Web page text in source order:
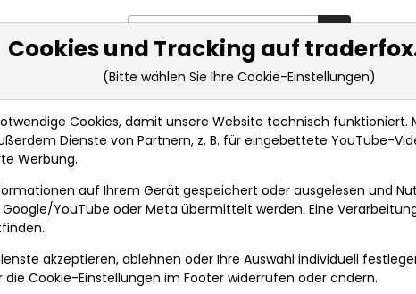
Markt-Analysen Market Tools Realtimekurse
AKTIE IM FOKUS: Kaufempfehlung von UBS bringt DWS ...
DPA-AFX PROFEED DPA-AFX
Cookies und Tracking auf
(Bitte wählen Sie Ihre Cookie-Einstellungen)
Cookies, damit unsere Website technisch funktioniert.
Dienste von Partnern, z. B. für eingebettete YouTube-
Werbung.
auf Ihrem Gerät gespeichert oder ausgelesen und
YouTube oder Meta übermittelt werden. Eine
akzeptieren, ablehnen oder Ihre Auswahl individuell
die Cookie-Einstellungen im Footer widerrufen oder ändern.